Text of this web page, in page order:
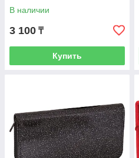
В наличии
3 100 ₸
Купить